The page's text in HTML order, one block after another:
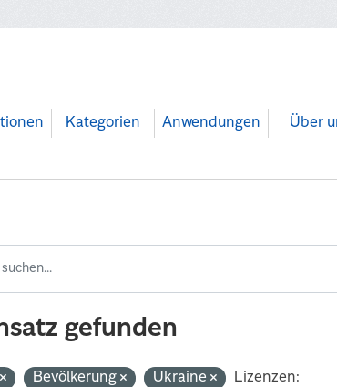
Kategorien Anwendungen Über
gefunden
Bevölkerung Ukraine
Lizenzen: